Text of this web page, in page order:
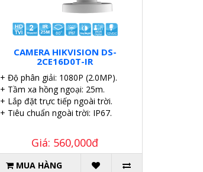
CAMERA HIKVISION DS-
2CE16D0T-IR
+ Độ phân giải: 1080P (2.0MP).
+ Tầm xa hồng ngoại: 25m.
+ Lắp đặt trực tiếp ngoài trời.
+ Tiêu chuẩn ngoài trời: IP67.
Giá: 560,000đ
MUA HÀNG